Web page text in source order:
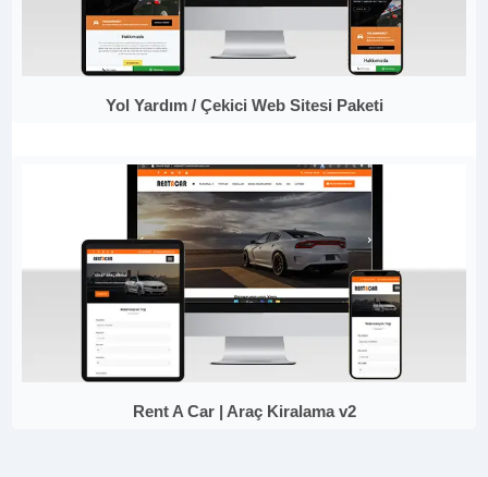
Yol Yardım / Çekici Web Sitesi Paketi
Rent A Car | Araç Kiralama v2